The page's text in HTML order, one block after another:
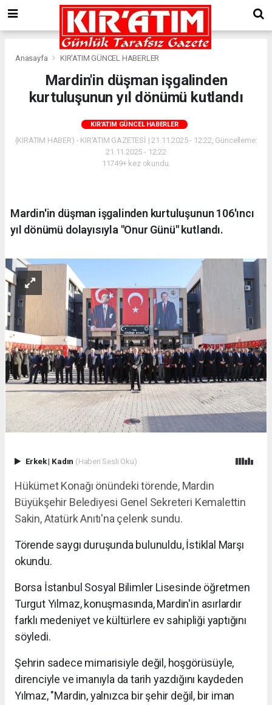
Anasayfa KIR'ATIM GÜNCEL HABERLER
Mardin'in düşman işgalinden
kurtuluşunun yıl dönümü kutlandı
KIR'ATIM GÜNCEL HABERLER
(KIRATIM HABER) - KIR'ATIM GAZETESİ | 21.11.2025 - 12:22, Güncelleme:
21.11.2025 - 12:22
11749+ kez okundu.
Mardin'in düşman işgalinden kurtuluşunun 106'ıncı
yıl dönümü dolayısıyla "Onur Günü" kutlandı.
Erkek| Kadın (Haberi Sesli Oku)
Hükümet Konağı önündeki törende, Mardin
Büyükşehir Belediyesi Genel Sekreteri Kemalettin
Sakin, Atatürk Anıtı'na çelenk sundu.
Törende saygı duruşunda bulunuldu, İstiklal Marşı
okundu.
Borsa İstanbul Sosyal Bilimler Lisesinde öğretmen
Turgut Yılmaz, konuşmasında, Mardin'in asırlardır
farklı medeniyet ve kültürlere ev sahipliği yaptığını
söyledi.
Şehrin sadece mimarisiyle değil, hoşgörüsüyle,
direnciyle ve imanıyla da tarih yazdığını kaydeden
Yılmaz, "Mardin, yalnızca bir şehir değil, bir iman